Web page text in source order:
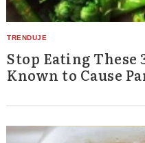
Stop Eating These
Known to Cause